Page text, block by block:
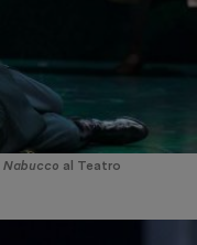
Nabucco al Teatro